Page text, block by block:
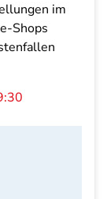
im
Shops